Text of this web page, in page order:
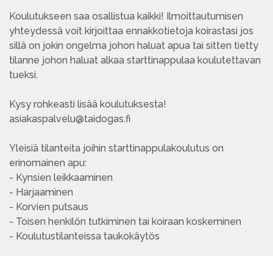
Koulutukseen saa osallistua kaikki! Ilmoittautumisen
yhteydessä voit kirjoittaa ennakkotietoja koirastasi jos
sillä on jokin ongelma johon haluat apua tai sitten tietty
tilanne johon haluat alkaa starttinappulaa koulutettavan
tueksi.
Kysy rohkeasti lisää koulutuksesta!
asiakaspalvelu@taidogas.fi
Yleisiä tilanteita joihin starttinappulakoulutus on
erinomainen apu:
- Kynsien leikkaaminen
- Harjaaminen
- Korvien putsaus
- Toisen henkilön tutkiminen tai koiraan koskeminen
- Koulutustilanteissa taukokäytös